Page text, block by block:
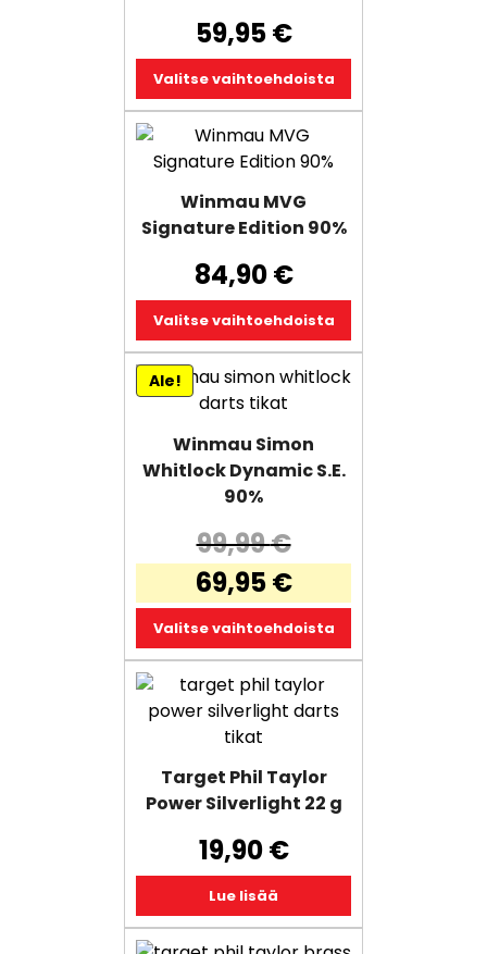
59,95€
Valitse vaihtoehdoista
useampi
muunnelma.
Voit
tehdä
valinnat
tuotteen
sivulla.
Winmau MVG
Signature Edition 90%
84,90€
Valitse vaihtoehdoista
Tällä
tuotteella
useampi
muunnelma.
valinnat
tuotteen
sivulla.
Ale!
Winmau Simon
Whitlock Dynamic S.E.
90%
99,99€
Alkuperäinen
hinta
oli:
99,99 €.
69,95€
Nykyinen
hinta
on:
69,95 €.
Valitse vaihtoehdoista
Tällä
tuotteella
useampi
muunnelma.
valinnat
tuotteen
sivulla.
Target Phil Taylor
Power Silverlight 22 g
19,90€
Lue lisää